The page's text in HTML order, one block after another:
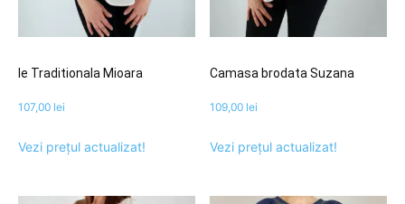
Ie Traditionala Mioara
107,00 lei
Vezi prețul actualizat!
Camasa brodata Suzana
109,00 lei
Vezi prețul actualizat!